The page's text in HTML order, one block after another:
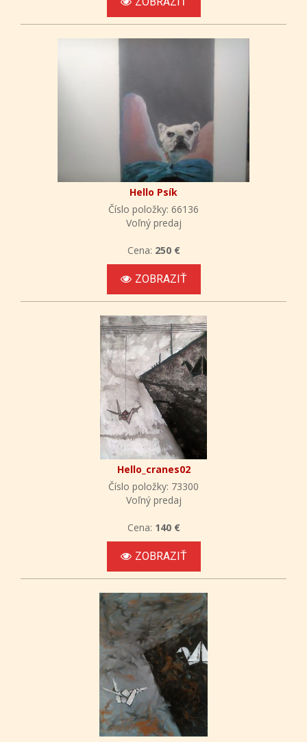
Hello Psík
Číslo položky: 66136
Voľný predaj
Cena: 250 €
ZOBRAZIŤ
Hello_cranes02
Číslo položky: 73300
Voľný predaj
Cena: 140 €
ZOBRAZIŤ